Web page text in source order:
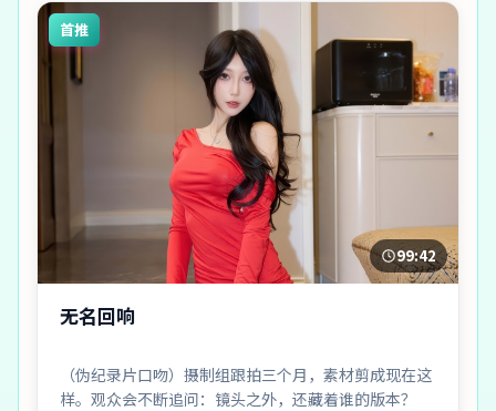
首推
99:42
无名回响
（伪纪录片口吻）摄制组跟拍三个月，素材剪成现在这
样。观众会不断追问：镜头之外，还藏着谁的版本？